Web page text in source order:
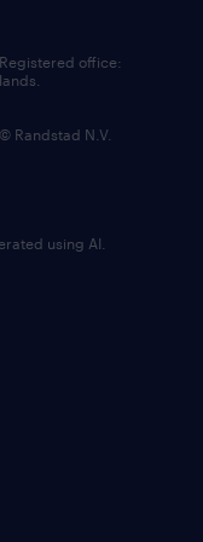
office:
Randstad N.V.
using AI.